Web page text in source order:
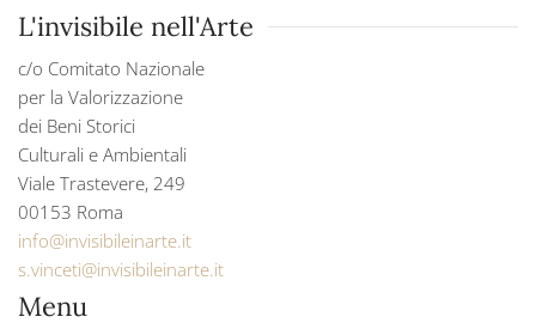
L'invisibile nell'Arte
c/o Comitato Nazionale
per la Valorizzazione
dei Beni Storici
Culturali e Ambientali
Viale Trastevere, 249
00153 Roma
info@invisibileinarte.it
s.vinceti@invisibileinarte.it
Menu